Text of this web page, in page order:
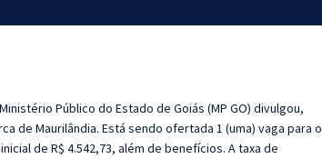
Público do Estado de Goiás (MP GO) divulgou,
de Maurilândia. Está sendo ofertada 1 (uma) vaga para o
de R$ 4.542,73, além de benefícios. A taxa de